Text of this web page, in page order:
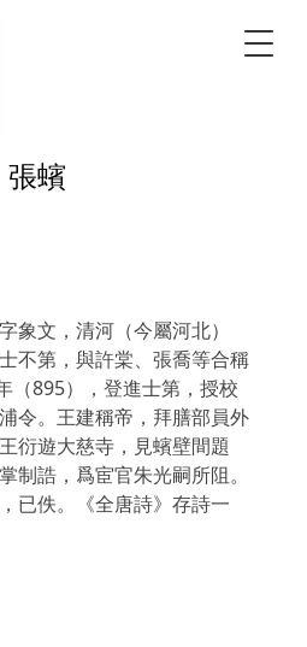
張蠙
象文，清河（今屬河北）
不第，與許棠、張喬等合稱
（895），登進士第，授校
令。王建稱帝，拜膳部員外
衍遊大慈寺，見蠙壁間題
制誥，爲宦官朱光嗣所阻。
已佚。《全唐詩》存詩一